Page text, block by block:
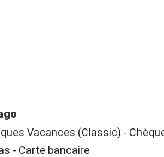
Vacances (Classic) -
- Carte bancaire